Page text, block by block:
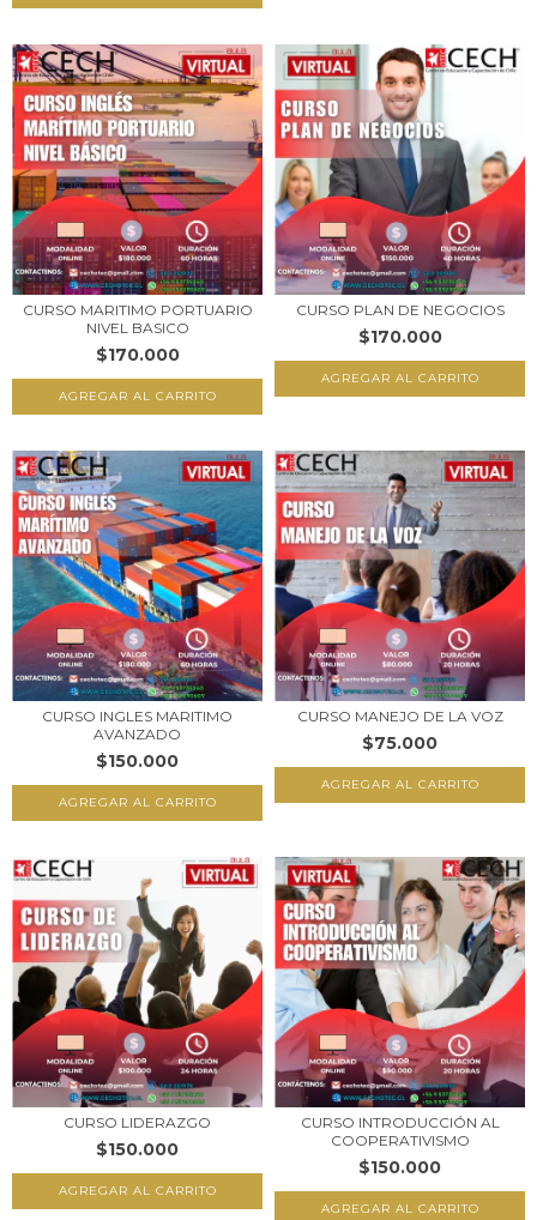
CURSO MARITIMO PORTUARIO
NIVEL BASICO
$170.000
CURSO PLAN DE NEGOCIOS
$170.000
CURSO INGLES MARITIMO
AVANZADO
$150.000
CURSO MANEJO DE LA VOZ
$75.000
CURSO LIDERAZGO
$150.000
CURSO INTRODUCCIÓN AL
COOPERATIVISMO
$150.000